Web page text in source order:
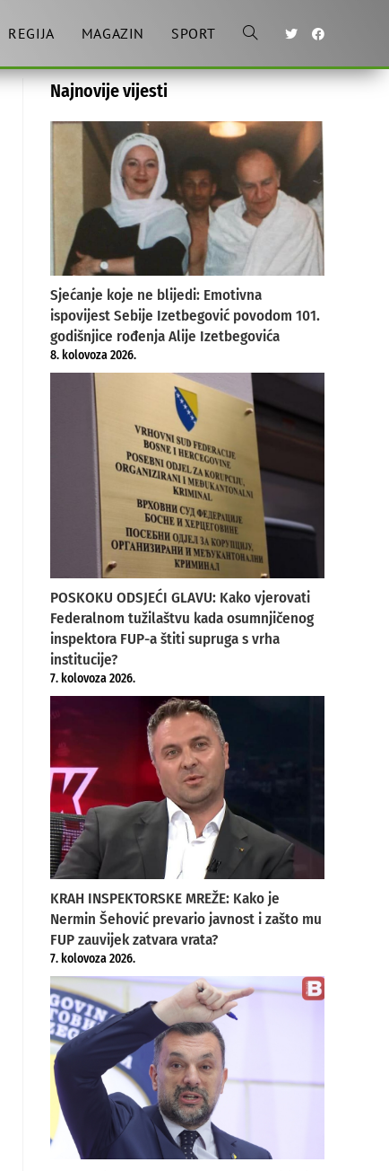
REGIJA MAGAZIN SPORT Toggle
search
Najnovije vijesti
Sjećanje koje ne blijedi: Emotivna
ispovijest Sebije Izetbegović povodom 101.
godišnjice rođenja Alije Izetbegovića
8. kolovoza 2026.
POSKOKU ODSJEĆI GLAVU: Kako vjerovati
Federalnom tužilaštvu kada osumnjičenog
inspektora FUP-a štiti supruga s vrha
institucije?
7. kolovoza 2026.
KRAH INSPEKTORSKE MREŽE: Kako je
Nermin Šehović prevario javnost i zašto mu
FUP zauvijek zatvara vrata?
7. kolovoza 2026.